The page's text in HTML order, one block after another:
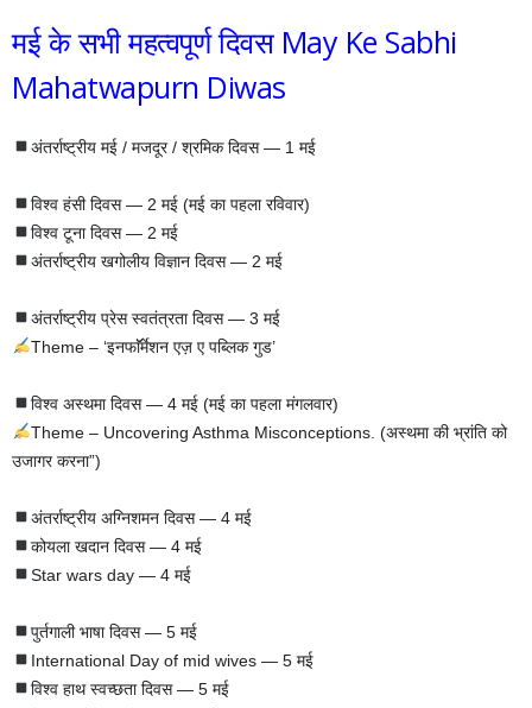
मई के सभी महत्वपूर्ण दिवस May Ke Sabhi
Mahatwapurn Diwas
अंतर्राष्ट्रीय मई / मजदूर / श्रमिक दिवस — 1 मई
विश्व हंसी दिवस — 2 मई (मई का पहला रविवार)
विश्व टूना दिवस — 2 मई
अंतर्राष्ट्रीय खगोलीय विज्ञान दिवस — 2 मई
अंतर्राष्ट्रीय प्रेस स्वतंत्रता दिवस — 3 मई
Theme – ‘इनफाॅॅर्मेशन एज़ ए पब्लिक गुड’
विश्व अस्थमा दिवस — 4 मई (मई का पहला मंगलवार)
Theme – Uncovering Asthma Misconceptions. (अस्थमा की भ्रांति को
उजागर करना”)
अंतर्राष्ट्रीय अग्निशमन दिवस — 4 मई
कोयला खदान दिवस — 4 मई
Star wars day — 4 मई
पुर्तगाली भाषा दिवस — 5 मई
International Day of mid wives — 5 मई
विश्व हाथ स्वच्छता दिवस — 5 मई